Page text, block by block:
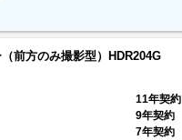
前方のみ撮影型）HDR204G
11年契約
9年契約
7年契約